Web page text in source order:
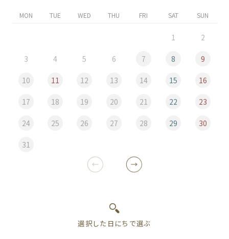
MON TUE WED THU FRI SAT SUN
1 2
3 4 5 6 7 8 9
10 11 12 13 14 15 16
17 18 19 20 21 22 23
24 25 26 27 28 29 30
31